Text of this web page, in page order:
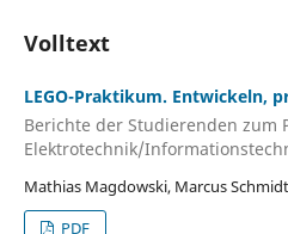
Volltext
LEGO-Praktikum. Entwickeln,
Berichte der Studierenden zum
Elektrotechnik/
Mathias Magdowski, Marcus
PDF